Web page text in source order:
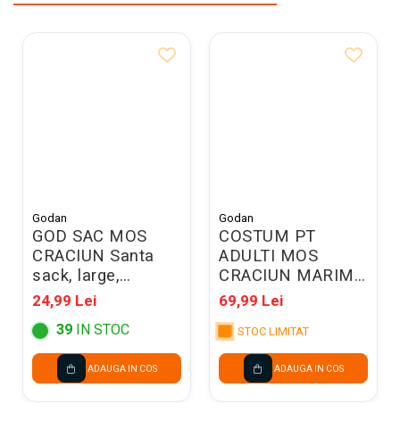
Godan
GOD SAC MOS
CRACIUN Santa
sack, large,
70*100cm NW-
WORE
24,99 Lei
39 IN STOC
ADAUGA IN COS
Godan
COSTUM PT
ADULTI MOS
CRACIUN MARIME
UNICA ROSU NW-
SDMI
69,99 Lei
STOC LIMITAT
ADAUGA IN COS